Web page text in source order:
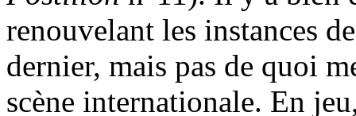
renouvelant les instances
dernier, mais pas de quoi
scène internationale. En